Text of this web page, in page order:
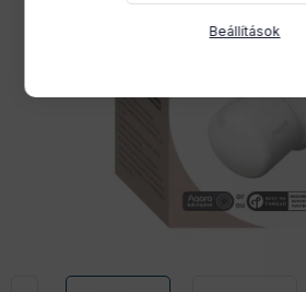
Beállítások